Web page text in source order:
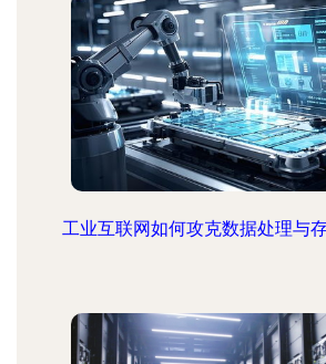
工业互联网如何攻克数据处理与